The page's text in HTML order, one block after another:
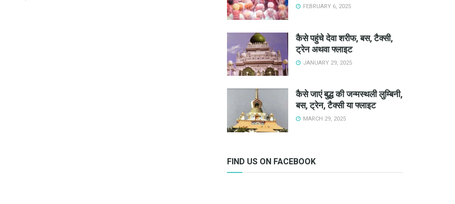
FEBRUARY 6, 2025
कैसे पहुंचे देवा शरीफ, बस, टैक्सी,
ट्रेन अथवा फ्लाइट
JANUARY 29, 2025
कैसे जाएं बुद्ध की जन्मस्थली लुम्बिनी,
बस, ट्रेन, टैक्सी या फ्लाइट
MARCH 29, 2025
FIND US ON FACEBOOK